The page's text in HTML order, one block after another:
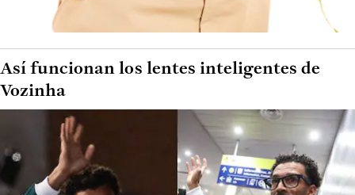
Así funcionan los lentes inteligentes de
Vozinha